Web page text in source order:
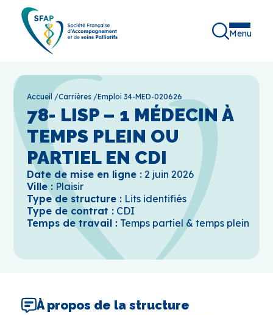
Menu
Accueil /Carrières /Emploi 34-MED-020626
78- LISP – 1 MÉDECIN À
TEMPS PLEIN OU
PARTIEL EN CDI
Date de mise en ligne : 2 juin 2026
Ville : Plaisir
Type de structure : Lits identifiés
Type de contrat : CDI
Temps de travail : Temps partiel & temps plein
À propos de la structure